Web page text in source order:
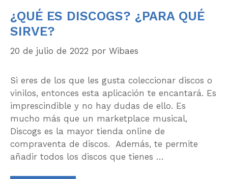
¿QUÉ ES DISCOGS? ¿PARA QUÉ
SIRVE?
20 de julio de 2022 por Wibaes
Si eres de los que les gusta coleccionar discos o
vinilos, entonces esta aplicación te encantará. Es
imprescindible y no hay dudas de ello. Es
mucho más que un marketplace musical,
Discogs es la mayor tienda online de
compraventa de discos. Además, te permite
añadir todos los discos que tienes …